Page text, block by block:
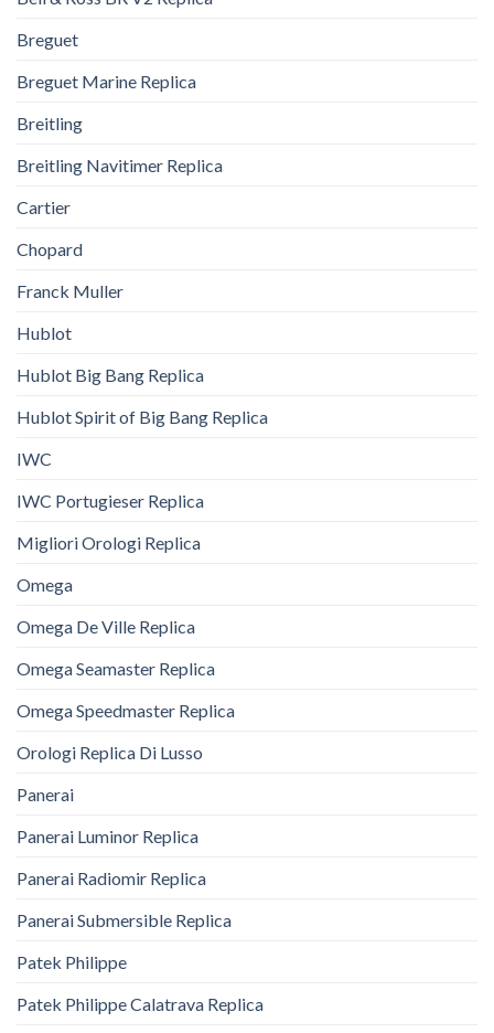
Breguet
Breguet Marine Replica
Breitling
Breitling Navitimer Replica
Cartier
Chopard
Franck Muller
Hublot
Hublot Big Bang Replica
Hublot Spirit of Big Bang Replica
IWC
IWC Portugieser Replica
Migliori Orologi Replica
Omega
Omega De Ville Replica
Omega Seamaster Replica
Omega Speedmaster Replica
Orologi Replica Di Lusso
Panerai
Panerai Luminor Replica
Panerai Radiomir Replica
Panerai Submersible Replica
Patek Philippe
Patek Philippe Calatrava Replica